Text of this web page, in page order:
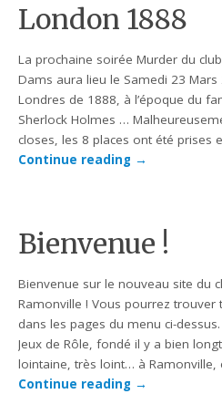
London 1888
La prochaine soirée Murder du
Dams aura lieu le Samedi 23
Londres de 1888, à l’époque du
Sherlock Holmes …
closes, les 8 places ont été prises
Continue reading →
Bienvenue !
Bienvenue sur le nouveau site du
Ramonville ! Vous pourrez trouver
dans les pages du menu ci-
Jeux de Rôle, fondé il y a bien
lointaine, très loint… à Ramonville,
Continue reading →